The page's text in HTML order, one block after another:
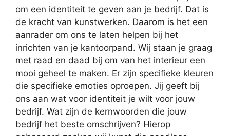
om een identiteit te geven aan je bedrijf. Dat is
de kracht van kunstwerken. Daarom is het een
aanrader om ons te laten helpen bij het
inrichten van je kantoorpand. Wij staan je graag
met raad en daad bij om van het interieur een
mooi geheel te maken. Er zijn specifieke kleuren
die specifieke emoties oproepen. Jij geeft bij
ons aan wat voor identiteit je wilt voor jouw
bedrijf. Wat zijn de kernwoorden die jouw
bedrijf het beste omschrijven? Hierop